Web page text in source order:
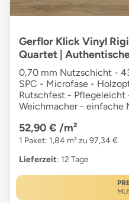
Gerflor Klick Vinyl
Quartet |
0,70 mm Nutzschicht -
SPC - Microfase -
Rutschfest - Pflegeleicht
Weichmacher - einfache
52,90 € /m²
1 Paket: 1,84 m² zu 97,34 €
Lieferzeit: 12 Tage